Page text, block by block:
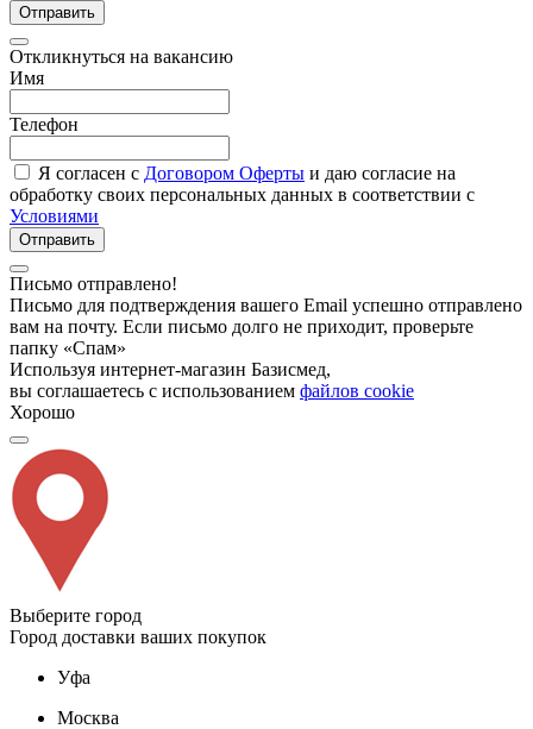
Отправить
Откликнуться на вакансию
Имя
Телефон
Я согласен с Договором Оферты и даю согласие на
обработку своих персональных данных в соответствии с
Условиями
Отправить
Письмо отправлено!
Письмо для подтверждения вашего Email успешно отправлено
вам на почту. Если письмо долго не приходит, проверьте
папку «Спам»
Используя интернет-магазин Базисмед,
вы соглашаетесь с использованием файлов cookie
Хорошо
Выберите город
Город доставки ваших покупок
Уфа
Москва